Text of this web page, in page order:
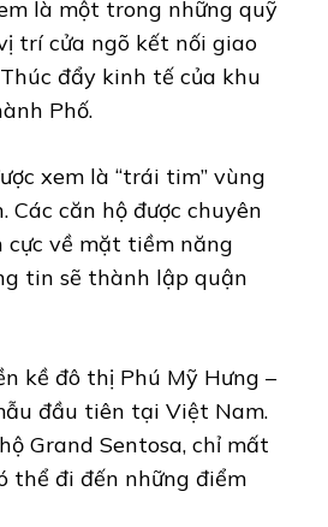
là một trong những quỹ
trí cửa ngõ kết nối giao
đẩy kinh tế của khu
Phố.
xem là “trái tim” vùng
Các căn hộ được chuyên
về mặt tiềm năng
tin sẽ thành lập quận
kề đô thị Phú Mỹ Hưng –
đầu tiên tại Việt Nam.
Grand Sentosa, chỉ mất
thể đi đến những điểm